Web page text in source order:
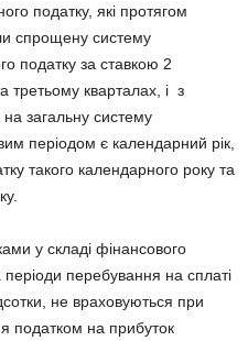
податку, які протягом
спрощену систему
податку за ставкою 2
третьому кварталах, і з
загальну систему
періодом є календарний рік,
такого календарного року та
у складі фінансового
перебування на сплаті
не враховуються при
податком на прибуток